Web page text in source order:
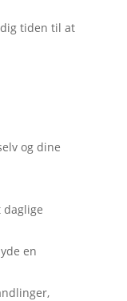
tiden til at
og dine
daglige
en